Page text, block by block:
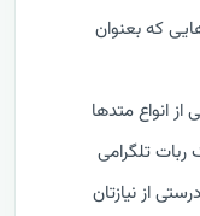
که بعنوان
انواع متدها
ربات تلگرامی
از نیازتان